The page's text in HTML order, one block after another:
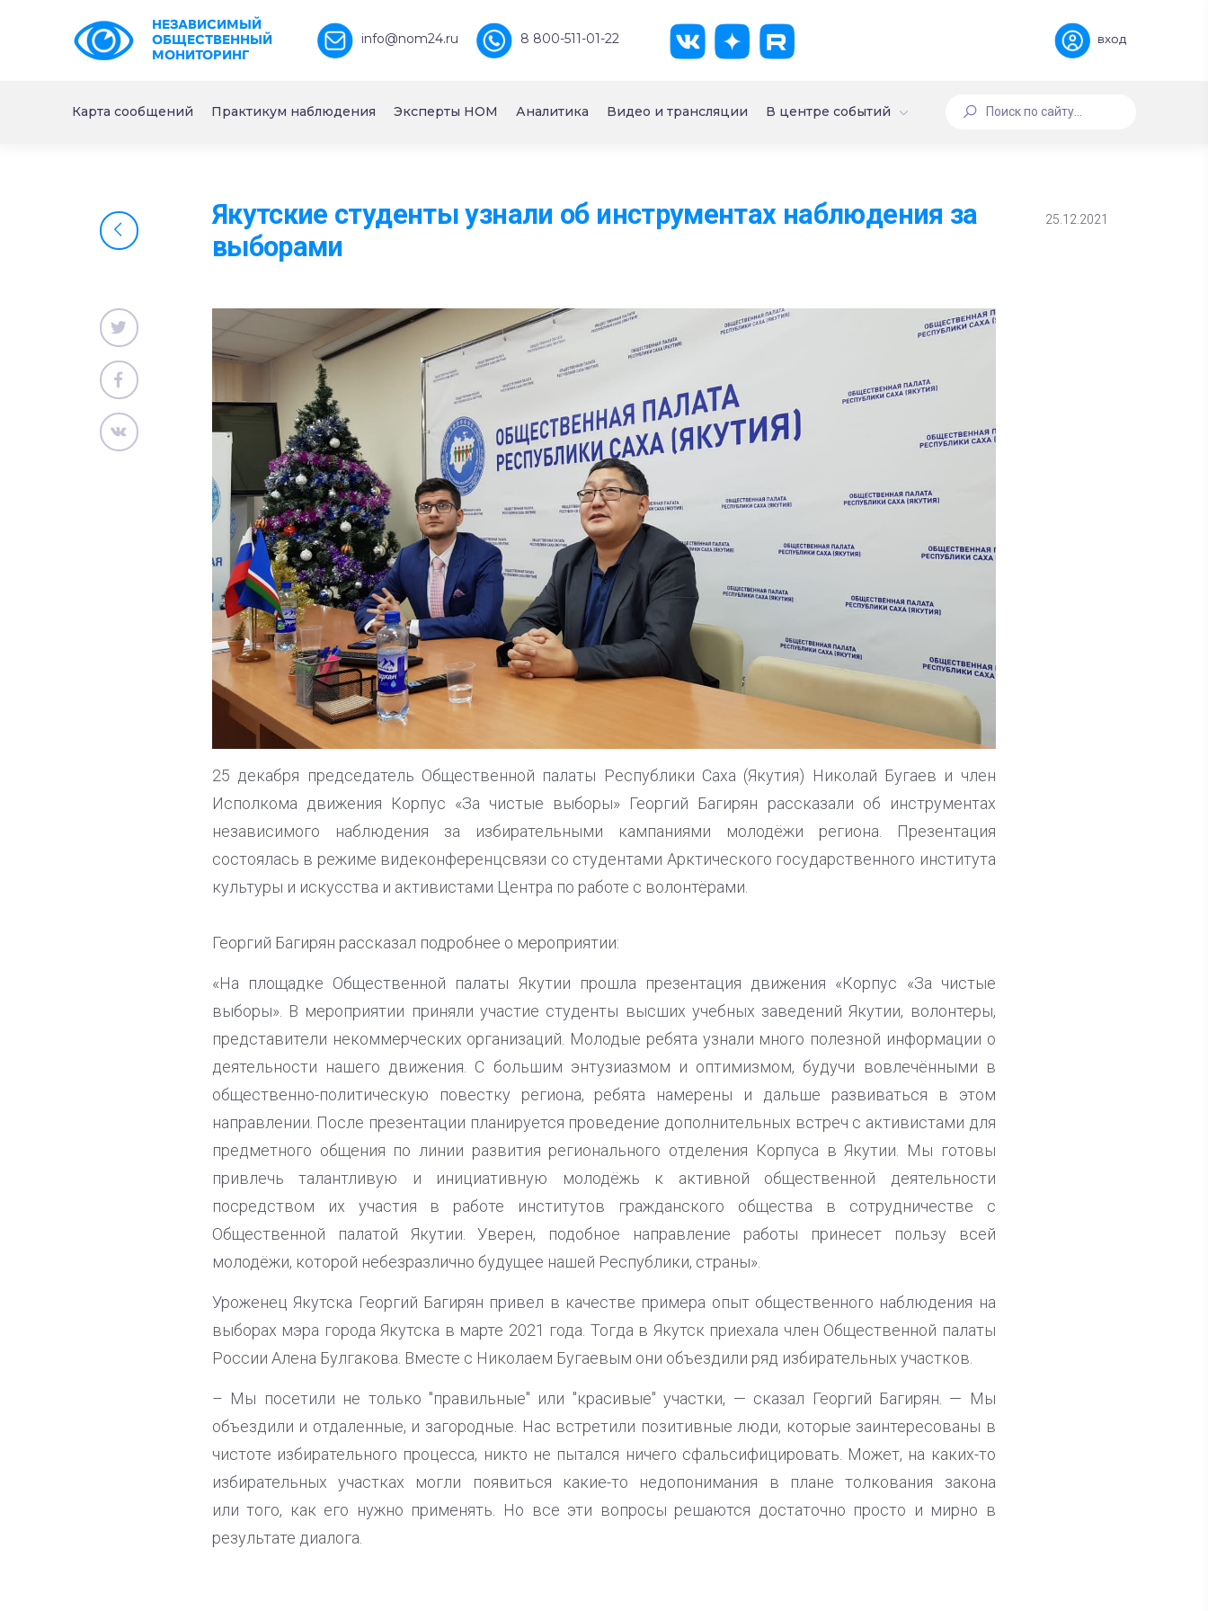
НЕЗАВИСИМЫЙ
ОБЩЕСТВЕННЫЙ
МОНИТОРИНГ
info@nom24.ru 8 800-511-01-22 вход
Карта сообщений Практикум наблюдения Эксперты НОМ Аналитика Видео и трансляции В центре событий
Якутские студенты узнали об инструментах наблюдения за
выборами
25.12.2021
25 декабря председатель Общественной палаты Республики Саха (Якутия) Николай Бугаев и член
Исполкома движения Корпус «За чистые выборы» Георгий Багирян рассказали об инструментах
независимого наблюдения за избирательными кампаниями молодёжи региона. Презентация
состоялась в режиме видеконференцсвязи со студентами Арктического государственного института
культуры и искусства и активистами Центра по работе с волонтёрами.
Георгий Багирян рассказал подробнее о мероприятии:
«На площадке Общественной палаты Якутии прошла презентация движения «Корпус «За чистые
выборы». В мероприятии приняли участие студенты высших учебных заведений Якутии, волонтеры,
представители некоммерческих организаций. Молодые ребята узнали много полезной информации о
деятельности нашего движения. С большим энтузиазмом и оптимизмом, будучи вовлечёнными в
общественно-политическую повестку региона, ребята намерены и дальше развиваться в этом
направлении. После презентации планируется проведение дополнительных встреч с активистами для
предметного общения по линии развития регионального отделения Корпуса в Якутии. Мы готовы
привлечь талантливую и инициативную молодёжь к активной общественной деятельности
посредством их участия в работе институтов гражданского общества в сотрудничестве с
Общественной палатой Якутии. Уверен, подобное направление работы принесет пользу всей
молодёжи, которой небезразлично будущее нашей Республики, страны».
Уроженец Якутска Георгий Багирян привел в качестве примера опыт общественного наблюдения на
выборах мэра города Якутска в марте 2021 года. Тогда в Якутск приехала член Общественной палаты
России Алена Булгакова. Вместе с Николаем Бугаевым они объездили ряд избирательных участков.
– Мы посетили не только "правильные" или "красивые" участки, — сказал Георгий Багирян. — Мы
объездили и отдаленные, и загородные. Нас встретили позитивные люди, которые заинтересованы в
чистоте избирательного процесса, никто не пытался ничего сфальсифицировать. Может, на каких-то
избирательных участках могли появиться какие-то недопонимания в плане толкования закона
или того, как его нужно применять. Но все эти вопросы решаются достаточно просто и мирно в
результате диалога.